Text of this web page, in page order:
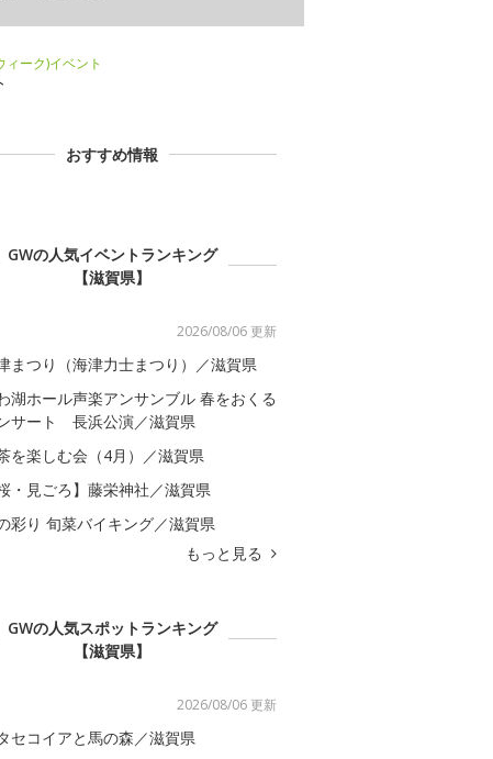
ーク)イベント
おすすめ情報
GWの人気イベントランキング
【滋賀県】
2026/08/06 更新
まつり（海津力士まつり）／滋賀県
湖ホール声楽アンサンブル 春をおくる
サート 長浜公演／滋賀県
を楽しむ会（4月）／滋賀県
桜・見ごろ】藤栄神社／滋賀県
彩り 旬菜バイキング／滋賀県
もっと見る
GWの人気スポットランキング
【滋賀県】
2026/08/06 更新
セコイアと馬の森／滋賀県